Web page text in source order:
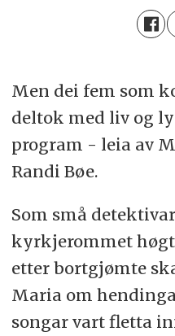
Men dei fem som
deltok med liv og
program - leia av
Randi Bøe.
Som små
kyrkjerommet
etter bortgjømte
Maria om
songar vart fletta